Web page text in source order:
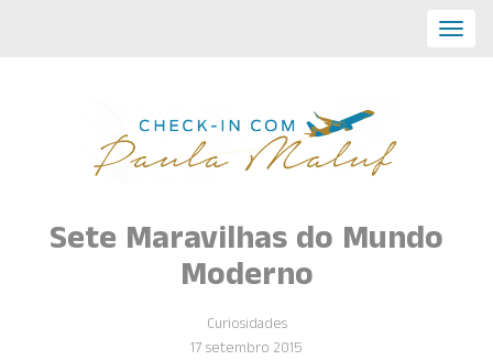
Sete Maravilhas do Mundo
Moderno
Curiosidades
17 setembro 2015